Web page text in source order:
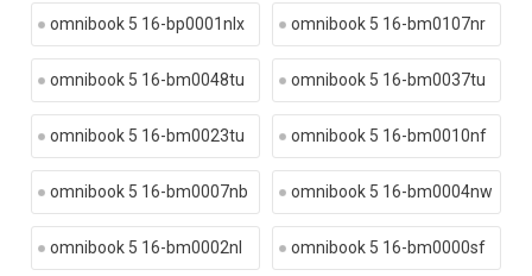
omnibook 5 16-bp0001nlx omnibook 5 16-bm0107nr
omnibook 5 16-bm0048tu omnibook 5 16-bm0037tu
omnibook 5 16-bm0023tu omnibook 5 16-bm0010nf
omnibook 5 16-bm0007nb omnibook 5 16-bm0004nw
omnibook 5 16-bm0002nl omnibook 5 16-bm0000sf